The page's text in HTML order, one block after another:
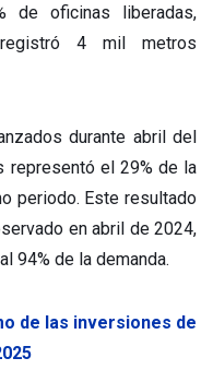
de oficinas liberadas,
4 mil metros
durante abril del
representó el 29% de la
periodo. Este resultado
en abril de 2024,
94% de la demanda.
de las inversiones de